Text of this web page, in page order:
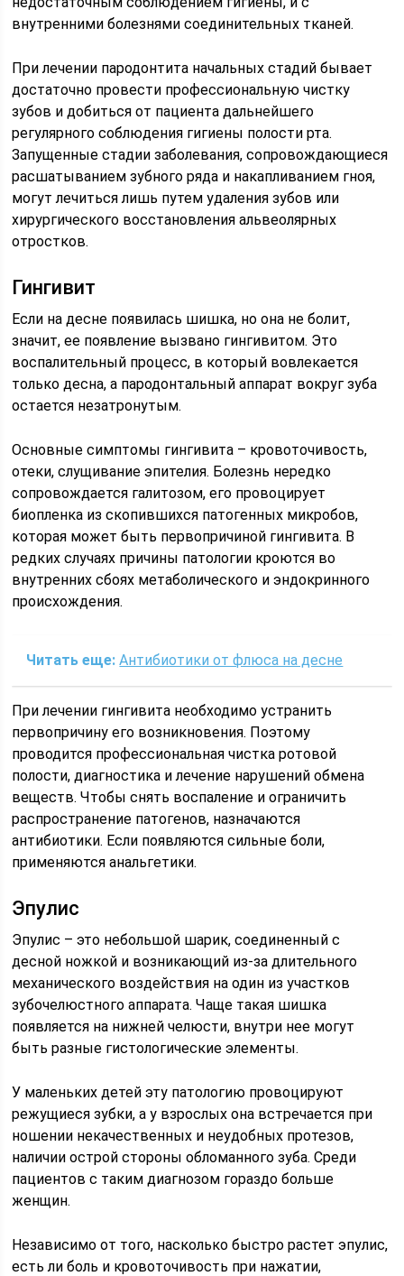
внутренними болезнями соединительных тканей.
При лечении пародонтита начальных стадий бывает
достаточно провести профессиональную чистку
зубов и добиться от пациента дальнейшего
регулярного соблюдения гигиены полости рта.
Запущенные стадии заболевания, сопровождающиеся
расшатыванием зубного ряда и накапливанием гноя,
могут лечиться лишь путем удаления зубов или
хирургического восстановления альвеолярных
отростков.
Гингивит
Если на десне появилась шишка, но она не болит,
значит, ее появление вызвано гингивитом. Это
воспалительный процесс, в который вовлекается
только десна, а пародонтальный аппарат вокруг зуба
остается незатронутым.
Основные симптомы гингивита – кровоточивость,
отеки, слущивание эпителия. Болезнь нередко
сопровождается галитозом, его провоцирует
биопленка из скопившихся патогенных микробов,
которая может быть первопричиной гингивита. В
редких случаях причины патологии кроются во
внутренних сбоях метаболического и эндокринного
происхождения.
Читать еще: Антибиотики от флюса на десне
При лечении гингивита необходимо устранить
первопричину его возникновения. Поэтому
проводится профессиональная чистка ротовой
полости, диагностика и лечение нарушений обмена
веществ. Чтобы снять воспаление и ограничить
распространение патогенов, назначаются
антибиотики. Если появляются сильные боли,
применяются анальгетики.
Эпулис
Эпулис – это небольшой шарик, соединенный с
десной ножкой и возникающий из-за длительного
механического воздействия на один из участков
зубочелюстного аппарата. Чаще такая шишка
появляется на нижней челюсти, внутри нее могут
быть разные гистологические элементы.
У маленьких детей эту патологию провоцируют
режущиеся зубки, а у взрослых она встречается при
ношении некачественных и неудобных протезов,
наличии острой стороны обломанного зуба. Среди
пациентов с таким диагнозом гораздо больше
женщин.
Независимо от того, насколько быстро растет эпулис,
есть ли боль и кровоточивость при нажатии,